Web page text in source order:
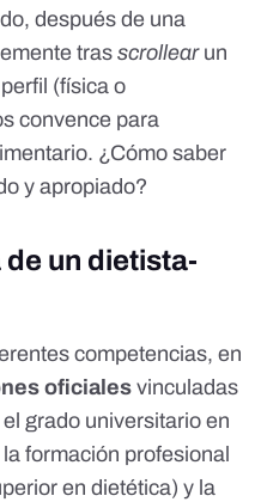
después de una
tras scrollear un
(física o
convence para
¿Cómo saber
y apropiado?
un dietista-
competencias, en
oficiales vinculadas
grado universitario en
formación profesional
en dietética) y la